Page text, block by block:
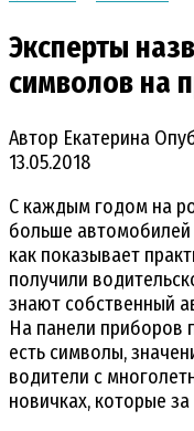
Эксперты
символов на
Автор Екатерина
13.05.2018
С каждым годом на
больше
как показывает
получили
знают собственный
На панели приборов
есть символы,
водители с
новичках, которые